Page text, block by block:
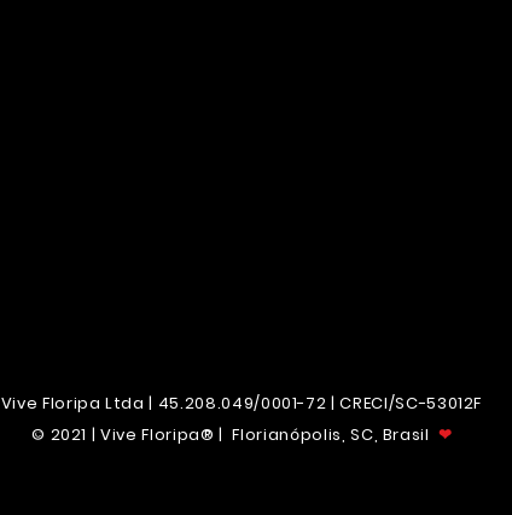
© 2021 | Vive Floripa® | Florianópolis, SC, Brasil ❤
Vive Floripa Ltda | 45.208.049/0001-72 | CRECI/SC-53012F